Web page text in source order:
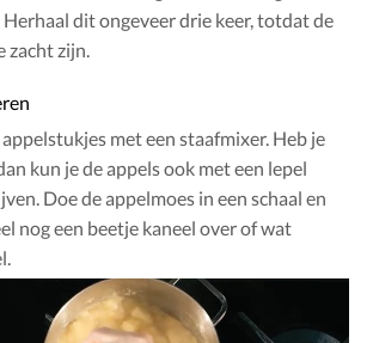
dit ongeveer drie keer, totdat de
zacht zijn.
met een staafmixer. Heb je
kun je de appels ook met een lepel
Doe de appelmoes in een schaal en
nog een beetje kaneel over of wat